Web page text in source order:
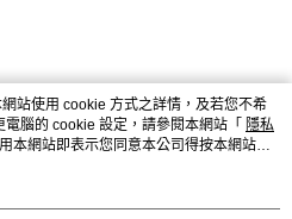
站使用 cookie 方式之詳情，及若您不希
腦的 cookie 設定，請參閱本網站「 隱私
本網站即表示您同意本公司得按本網站使